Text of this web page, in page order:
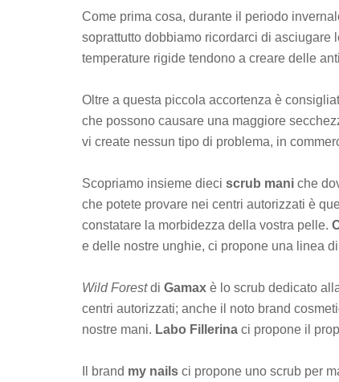
Come prima cosa, durante il periodo
soprattutto dobbiamo ricordarci di asciugare
temperature rigide tendono a creare delle
Oltre a questa piccola accortenza è
che possono causare una maggiore
vi create nessun tipo di problema, in
Scopriamo insieme dieci scrub mani che
che potete provare nei centri autorizzati è
constatare la morbidezza della vostra pelle.
e delle nostre unghie, ci propone una linea
Wild Forestdi Gamax è lo scrub dedicato
centri autorizzati; anche il noto brand
nostre mani. Labo Fillerina ci propone il
Il brand my nails ci propone uno scrub per